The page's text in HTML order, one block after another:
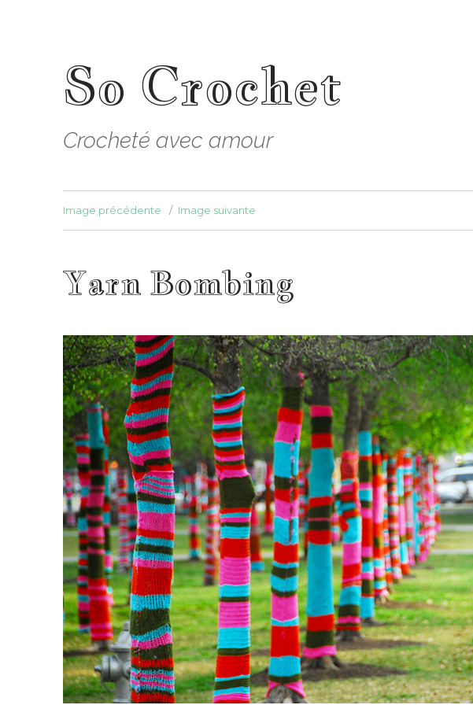
So Crochet
Crocheté avec amour
Image précédente Image suivante
Yarn Bombing